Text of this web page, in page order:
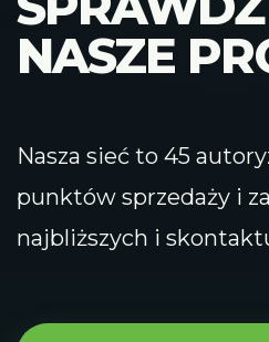
NASZE
Nasza sieć to 45
punktów sprzedaży i
najbliższych i